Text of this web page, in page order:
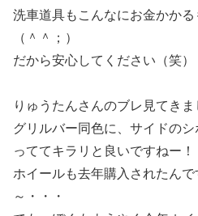
洗車道具もこんなにお金かか
（＾＾；）
だから安心してください（笑）
りゅうたんさんのブレ見てきま
グリルバー同色に、サイドの
っててキラリと良いですねー！
ホイールも去年購入されたん
～・・・